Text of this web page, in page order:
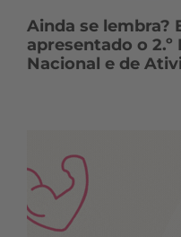
Ainda se lembra?
apresentado o
Nacional e de